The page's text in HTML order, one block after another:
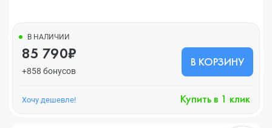
В НАЛИЧИИ
85 790₽
+858 бонусов
В КОРЗИНУ
Хочу дешевле! Купить в 1 клик